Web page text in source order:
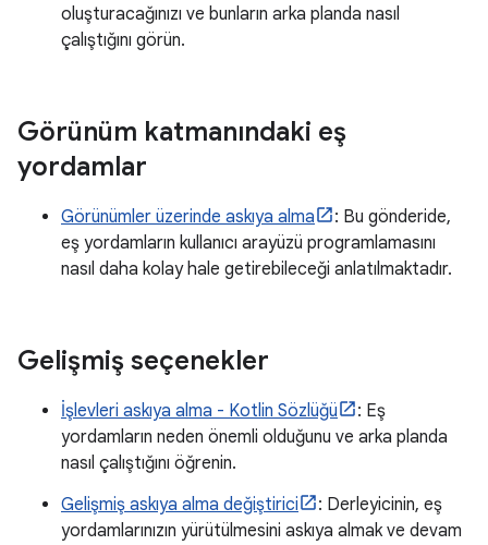
oluşturacağınızı ve bunların arka planda nasıl
çalıştığını görün.
Görünüm katmanındaki eş
yordamlar
Görünümler üzerinde askıya alma
: Bu gönderide,
eş yordamların kullanıcı arayüzü programlamasını
nasıl daha kolay hale getirebileceği anlatılmaktadır.
Gelişmiş seçenekler
İşlevleri askıya alma - Kotlin Sözlüğü
: Eş
yordamların neden önemli olduğunu ve arka planda
nasıl çalıştığını öğrenin.
Gelişmiş askıya alma değiştirici
: Derleyicinin, eş
yordamlarınızın yürütülmesini askıya almak ve devam